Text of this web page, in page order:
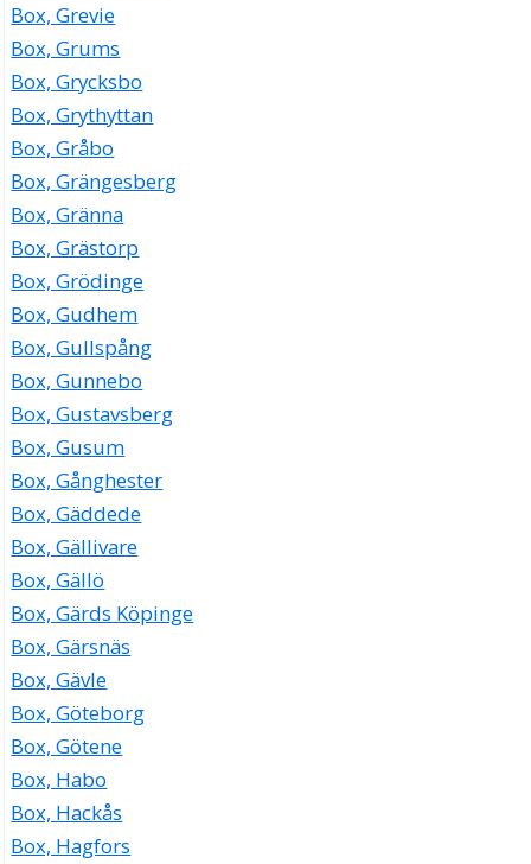
Box, Grevie
Box, Grums
Box, Grycksbo
Box, Grythyttan
Box, Gråbo
Box, Grängesberg
Box, Gränna
Box, Grästorp
Box, Grödinge
Box, Gudhem
Box, Gullspång
Box, Gunnebo
Box, Gustavsberg
Box, Gusum
Box, Gånghester
Box, Gäddede
Box, Gällivare
Box, Gällö
Box, Gärds Köpinge
Box, Gärsnäs
Box, Gävle
Box, Göteborg
Box, Götene
Box, Habo
Box, Hackås
Box, Hagfors